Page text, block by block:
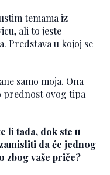
temama iz
ali to jeste
Predstava u kojoj se
samo moja. Ona
prednost ovog tipa
li tada, dok ste u
da će jednog
zbog vaše priče?